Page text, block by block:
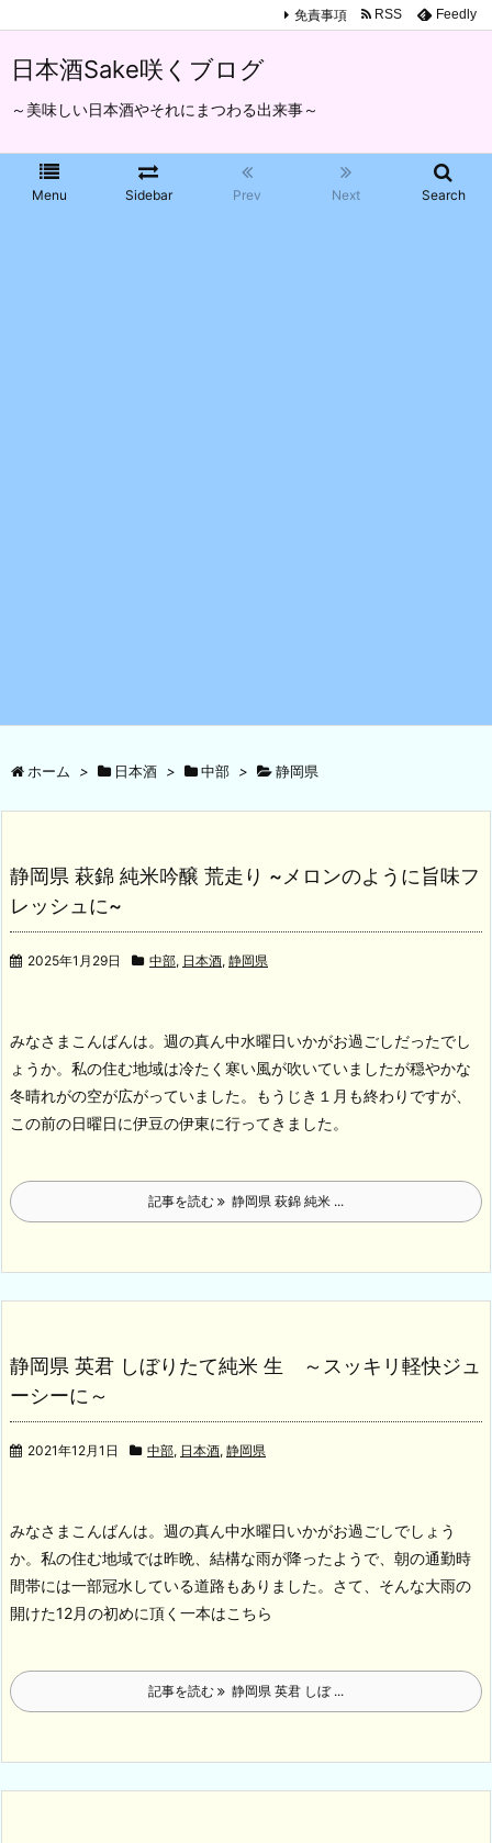
日本酒Sake咲くブログ
～美味しい日本酒やそれにまつわる出来事～
Menu Sidebar Prev Next Search
免責事項 RSS Feedly
ホーム > 日本酒 > 中部 > 静岡県
静岡県 萩錦 純米吟醸 荒走り ~メロンのように旨味フ
レッシュに~
2025年1月29日 中部, 日本酒, 静岡県
みなさまこんばんは。週の真ん中水曜日いかがお過ごしだったでし
ょうか。私の住む地域は冷たく寒い風が吹いていましたが穏やかな
冬晴れがの空が広がっていました。もうじき１月も終わりですが、
この前の日曜日に伊豆の伊東に行ってきました。
記事を読む 静岡県 萩錦 純米 ...
静岡県 英君 しぼりたて純米 生 ～スッキリ軽快ジュ
ーシーに～
2021年12月1日 中部, 日本酒, 静岡県
みなさまこんばんは。週の真ん中水曜日いかがお過ごしでしょう
か。私の住む地域では昨晩、結構な雨が降ったようで、朝の通勤時
間帯には一部冠水している道路もありました。 さて、そんな大雨の
開けた12月の初めに頂く一本はこちら
記事を読む 静岡県 英君 しぼ ...